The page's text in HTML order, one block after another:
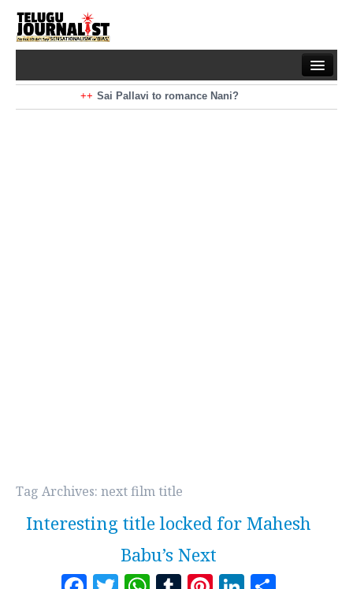
Sai Pallavi to romance Nani?
Kiara Advani to romance Pawan Kalyan
Tag Archives: next film title
Interesting title locked for Mahesh
Babu’s Next